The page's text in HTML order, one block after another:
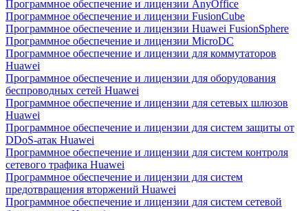
Программное обеспечение и лицензии AnyOffice
Программное обеспечение и лицензии FusionCube
Программное обеспечение и лицензии Huawei FusionSphere
Программное обеспечение и лицензии MicroDC
Программное обеспечение и лицензии для коммутаторов
Huawei
Программное обеспечение и лицензии для оборудования
беспроводных сетей Huawei
Программное обеспечение и лицензии для сетевых шлюзов
Huawei
Программное обеспечение и лицензии для систем защиты от
DDoS-атак Huawei
Программное обеспечение и лицензии для систем контроля
сетевого трафика Huawei
Программное обеспечение и лицензии для систем
предотвращения вторжений Huawei
Программное обеспечение и лицензии для систем сетевой